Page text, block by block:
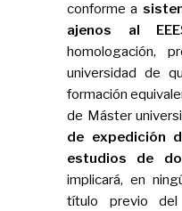
conforme a
ajenos al
homologación,
universidad de
formación
de Máster
de expedición
estudios de
implicará, en
título previo